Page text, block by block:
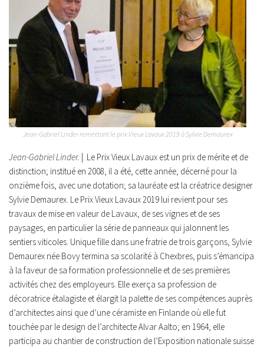
Jean-Gabriel Linder remettant le prix Vieux Lavaux 2019 à Sylvie Demaurex
Jean-Gabriel Linder. |. Le Prix Vieux Lavaux est un prix de mérite et de
distinction; institué en 2008, il a été, cette année, décerné pour la
onzième fois, avec une dotation; sa lauréate est la créatrice designer
Sylvie Demaurex. Le Prix Vieux Lavaux 2019 lui revient pour ses
travaux de mise en valeur de Lavaux, de ses vignes et de ses
paysages, en particulier la série de panneaux qui jalonnent les
sentiers viticoles. Unique fille dans une fratrie de trois garçons, Sylvie
Demaurex née Bovy termina sa scolarité à Chexbres, puis s’émancipa
à la faveur de sa formation professionnelle et de ses premières
activités chez des employeurs. Elle exerça sa profession de
décoratrice étalagiste et élargit la palette de ses compétences auprès
d’architectes ainsi que d’une céramiste en Finlande où elle fut
touchée par le design de l’architecte Alvar Aalto; en 1964, elle
participa au chantier de construction de l’Exposition nationale suisse